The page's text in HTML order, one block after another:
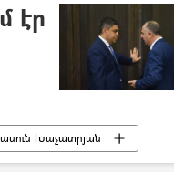
էր
Խաչատրյան